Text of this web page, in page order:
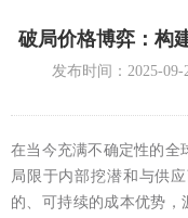
破局价格博弈：构
发布时间：2025-09-
在当今充满不确定性的全
局限于内部挖潜和与供
的、可持续的成本优势，